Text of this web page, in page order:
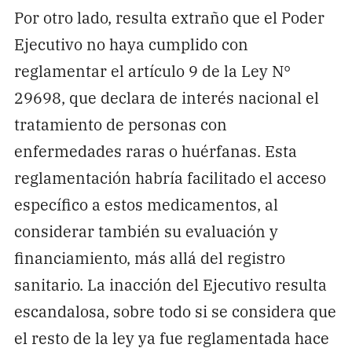
Por otro lado, resulta extraño que el Poder
Ejecutivo no haya cumplido con
reglamentar el artículo 9 de la Ley N°
29698, que declara de interés nacional el
tratamiento de personas con
enfermedades raras o huérfanas. Esta
reglamentación habría facilitado el acceso
específico a estos medicamentos, al
considerar también su evaluación y
financiamiento, más allá del registro
sanitario. La inacción del Ejecutivo resulta
escandalosa, sobre todo si se considera que
el resto de la ley ya fue reglamentada hace